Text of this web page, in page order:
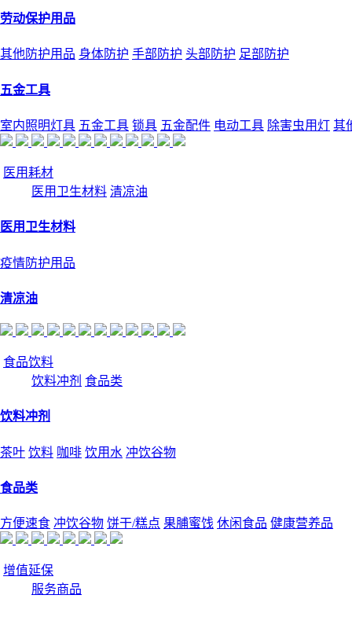
劳动保护用品
其他防护用品 身体防护 手部防护 头部防护 足部防护
五金工具
室内照明灯具 五金工具 锁具 五金配件 电动工具 除害虫用灯 其
医用耗材
医用卫生材料 清凉油
医用卫生材料
疫情防护用品
清凉油
食品饮料
饮料冲剂 食品类
饮料冲剂
茶叶 饮料 咖啡 饮用水 冲饮谷物
食品类
方便速食 冲饮谷物 饼干/糕点 果脯蜜饯 休闲食品 健康营养品
增值延保
服务商品